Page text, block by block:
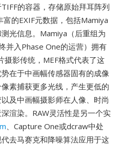
的容器，存储原始拜耳阵列
富的EXIF元数据，包括Mamiya
光信息。Mamiya（后重组为
并入Phase One的运营）拥有
影传统，MEF格式代表了这
在于中画幅传感器固有的成像
素捕获更多光线，产生更低的
及中画幅摄影师在人像、时尚
渲染。RAW灵活性是另一个实
、Capture One或dcraw中处
去马赛克和降噪算法应用于这